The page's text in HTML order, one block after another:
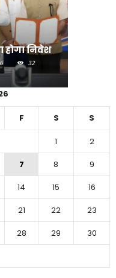
होगा निवेश
32
F S S
1
2
7 8
9
14 15
16
21 22
23
28 29
30